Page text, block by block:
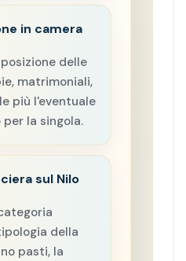
in camera
delle
matrimoniali,
più l'eventuale
la singola.
sul Nilo
della
pasti, la